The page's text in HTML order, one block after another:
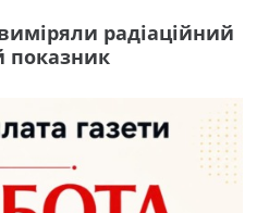
радіаційний
показник